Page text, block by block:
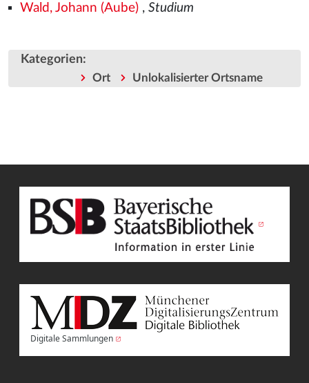
Wald, Johann (Aube), Studium
Kategorien:
Ort Unlokalisierter Ortsname
Digitale Sammlungen